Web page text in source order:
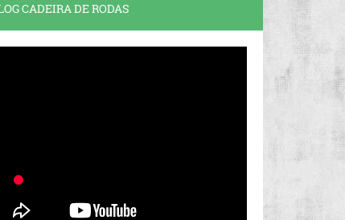
CADEIRA DE RODAS